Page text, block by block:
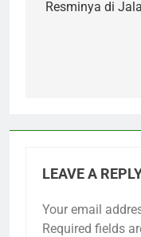
Resminya di
LEAVE A
Your email
Required fields